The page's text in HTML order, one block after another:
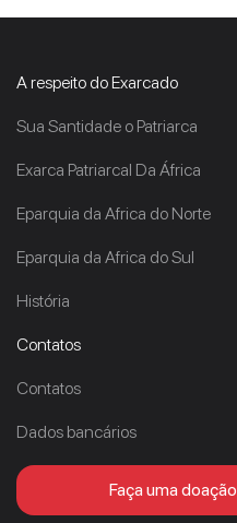
A respeito do Exarcado
Sua Santidade o Patriarca
Exarca Patriarcal Da África
Eparquia da Africa do Norte
Eparquia da Africa do Sul
História
Contatos
Contatos
Dados bancários
Faça uma doação